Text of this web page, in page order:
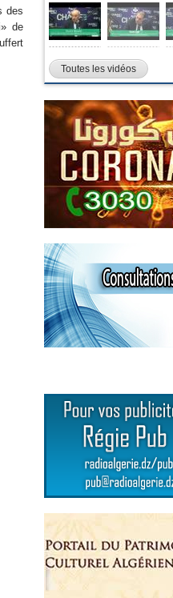
des
de
Toutes les vidéos